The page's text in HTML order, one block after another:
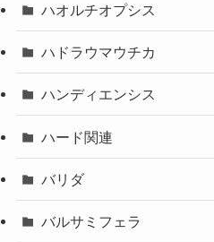
ハオルチオプシス
ハドラウマウチカ
ハンディエンシス
ハード関連
バリダ
バルサミフェラ